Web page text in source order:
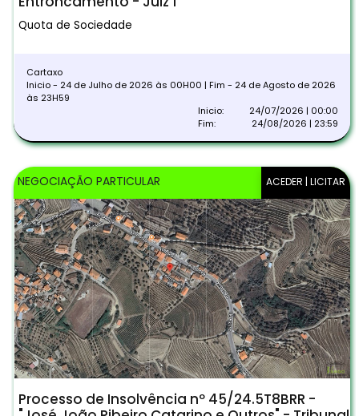
Quota de Sociedade
Cartaxo
Inicio - 24 de Julho de 2026 às 00H00 | Fim - 24 de Agosto de 2026
às 23H59
Inicio:
24/07/2026 | 00:00
Fim:
24/08/2026 | 23:59
ACEDER | LICITAR
NEGOCIAÇÃO PARTICULAR
Processo de Insolvência nº 45/24.5T8BRR -